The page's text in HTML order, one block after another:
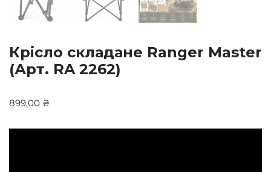
Крісло складане Ranger Master
(Арт. RA 2262)
899,00 ₴